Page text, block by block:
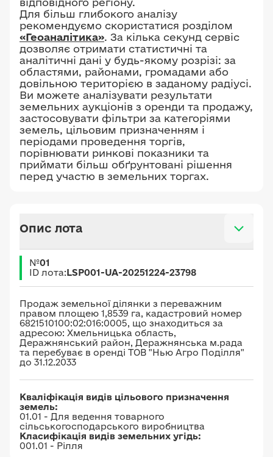
Для більш глибокого аналізу
рекомендуємо скористатися розділом
«Геоаналітика». За кілька секунд сервіс
дозволяє отримати статистичні та
аналітичні дані у будь-якому розрізі: за
областями, районами, громадами або
довільною територією в заданому радіусі.
Ви можете аналізувати результати
земельних аукціонів з оренди та продажу,
застосовувати фільтри за категоріями
земель, цільовим призначенням і
періодами проведення торгів,
порівнювати ринкові показники та
приймати більш обґрунтовані рішення
перед участю в земельних торгах.
Опис лота
№01
ID лота:LSP001-UA-20251224-23798
Продаж земельної ділянки з переважним
правом площею 1,8539 га, кадастровий номер
6821510100:02:016:0005, що знаходиться за
адресою: Хмельницька область,
Деражнянський район, Деражнянська м.рада
та перебуває в оренді ТОВ "Нью Агро Поділля"
до 31.12.2033
Кваліфікація видів цільового призначення
земель:
01.01 - Для ведення товарного
сільськогосподарського виробництва
Класифікація видів земельних угідь:
001.01 - Рілля